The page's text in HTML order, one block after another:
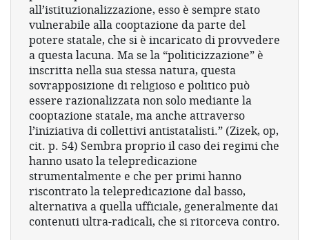
all’istituzionalizzazione, esso è sempre stato
vulnerabile alla cooptazione da parte del
potere statale, che si è incaricato di provvedere
a questa lacuna. Ma se la “politicizzazione” è
inscritta nella sua stessa natura, questa
sovrapposizione di religioso e politico può
essere razionalizzata non solo mediante la
cooptazione statale, ma anche attraverso
l’iniziativa di collettivi antistatalisti.” (Zizek, op,
cit. p. 54) Sembra proprio il caso dei regimi che
hanno usato la telepredicazione
strumentalmente e che per primi hanno
riscontrato la telepredicazione dal basso,
alternativa a quella ufficiale, generalmente dai
contenuti ultra-radicali, che si ritorceva contro.